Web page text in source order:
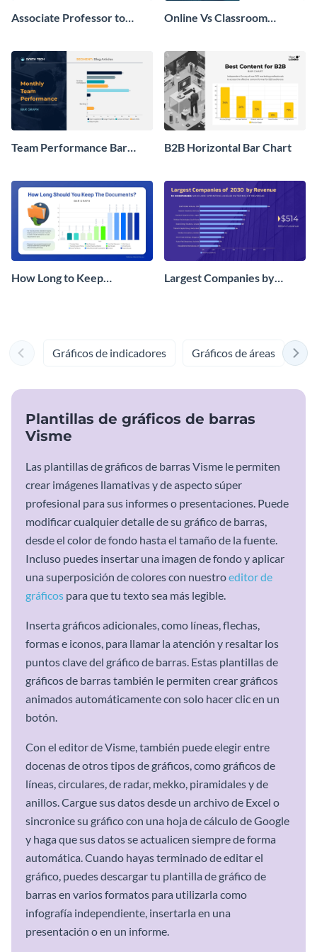
Associate Professor to
Online Vs Classroom
Graph
Team Performance Bar
B2B Horizontal Bar Chart
How Long to Keep
Largest Companies by
Gráficos de indicadores Gráficos de áreas
Plantillas de gráficos de barras
Visme
Las plantillas de gráficos de barras Visme le permiten
crear imágenes llamativas y de aspecto súper
profesional para sus informes o presentaciones. Puede
modificar cualquier detalle de su gráfico de barras,
desde el color de fondo hasta el tamaño de la fuente.
Incluso puedes insertar una imagen de fondo y aplicar
una superposición de colores con nuestroeditor de
gráficos para que tu texto sea más legible.
Inserta gráficos adicionales, como líneas, flechas,
formas e iconos, para llamar la atención y resaltar los
puntos clave del gráfico de barras. Estas plantillas de
gráficos de barras también le permiten crear gráficos
animados automáticamente con solo hacer clic en un
botón.
Con el editor de Visme, también puede elegir entre
docenas de otros tipos de gráficos, como gráficos de
líneas, circulares, de radar, mekko, piramidales y de
anillos. Cargue sus datos desde un archivo de Excel o
sincronice su gráfico con una hoja de cálculo de Google
y haga que sus datos se actualicen siempre de forma
automática. Cuando hayas terminado de editar el
gráfico, puedes descargar tu plantilla de gráfico de
barras en varios formatos para utilizarla como
infografía independiente, insertarla en una
presentación o en un informe.